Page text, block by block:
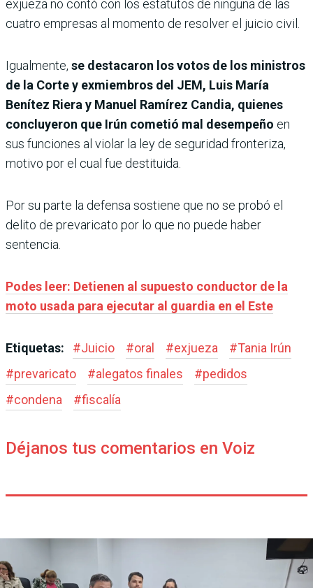
exjueza no contó con los estatutos de ninguna de las
cuatro empresas al momento de resolver el juicio civil.
Igualmente, se destacaron los votos de los ministros
de la Corte y exmiembros del JEM, Luis María
Benítez Riera y Manuel Ramírez Candia, quienes
concluyeron que Irún cometió mal desempeño en
sus funciones al violar la ley de seguridad fronteriza,
motivo por el cual fue destituida.
Por su parte la defensa sostiene que no se probó el
delito de prevaricato por lo que no puede haber
sentencia.
Podes leer: Detienen al supuesto conductor de la
moto usada para ejecutar al guardia en el Este
Etiquetas: #Juicio #oral #exjueza #Tania Irún
#prevaricato #alegatos finales #pedidos
#condena #fiscalía
Déjanos tus comentarios en Voiz